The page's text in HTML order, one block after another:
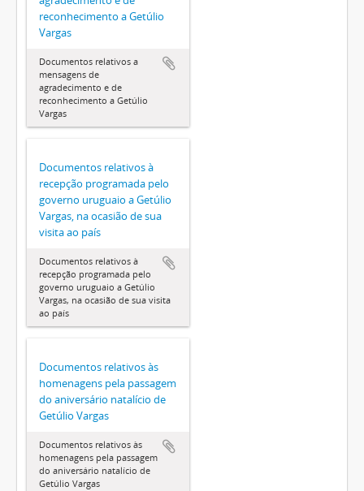
reconhecimento a Getúlio
Vargas
Documentos relativos a
mensagens de
agradecimento e de
reconhecimento a Getúlio
Vargas
Documentos relativos à
recepção programada pelo
governo uruguaio a Getúlio
Vargas, na ocasião de sua
visita ao país
Documentos relativos à
recepção programada pelo
governo uruguaio a Getúlio
Vargas, na ocasião de sua visita
ao país
Documentos relativos às
homenagens pela passagem
do aniversário natalício de
Getúlio Vargas
Documentos relativos às
homenagens pela passagem
do aniversário natalício de
Getúlio Vargas